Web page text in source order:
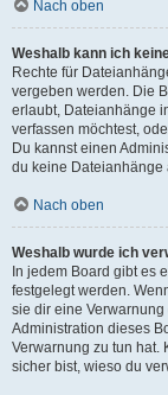
Nach oben
Weshalb kann ich
Rechte für
vergeben werden. Die
erlaubt, Dateianhänge
verfassen möchtest,
Du kannst einen
du keine Dateianhänge
Nach oben
Weshalb wurde ich
In jedem Board gibt es
festgelegt werden.
sie dir eine
Administration dieses
Verwarnung zu tun hat.
sicher bist, wieso du